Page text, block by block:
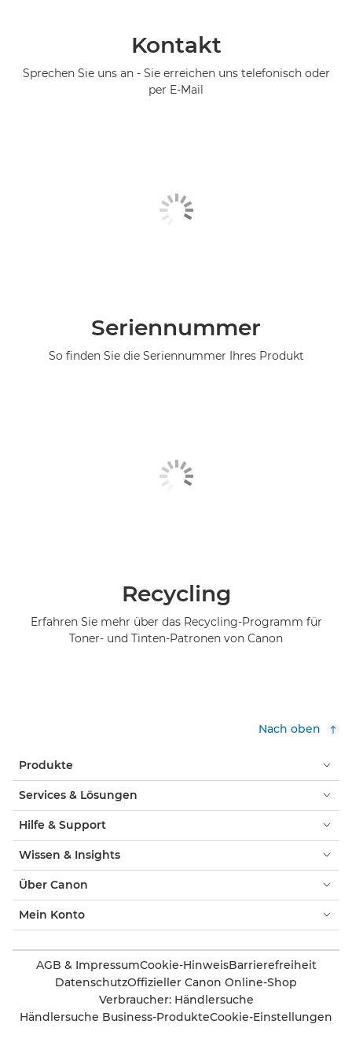
Kontakt
Sprechen Sie uns an - Sie erreichen uns telefonisch oder
per E-Mail
Seriennummer
So finden Sie die Seriennummer Ihres Produkt
Recycling
Erfahren Sie mehr über das Recycling-Programm für
Toner- und Tinten-Patronen von Canon
Nach oben
Produkte
Services & Lösungen
Hilfe & Support
Wissen & Insights
Über Canon
Mein Konto
AGB & ImpressumCookie-HinweisBarrierefreiheit
DatenschutzOffizieller Canon Online-Shop
Verbraucher: Händlersuche
Händlersuche Business-ProdukteCookie-Einstellungen